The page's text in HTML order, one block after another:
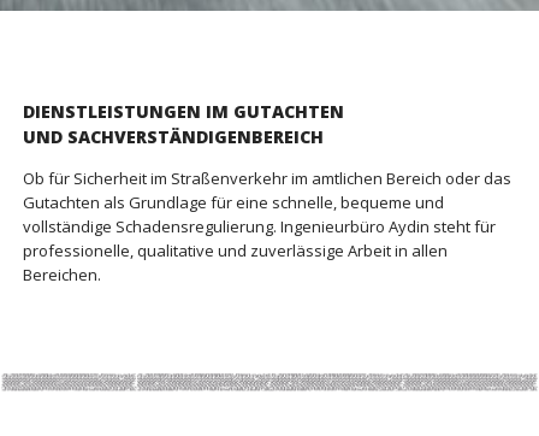
DIENSTLEISTUNGEN IM GUTACHTEN
UND SACHVERSTÄNDIGENBEREICH
Ob für Sicherheit im Straßenverkehr im amtlichen Bereich oder das
Gutachten als Grundlage für eine schnelle, bequeme und
vollständige Schadensregulierung. Ingenieurbüro Aydin steht für
professionelle, qualitative und zuverlässige Arbeit in allen
Bereichen.